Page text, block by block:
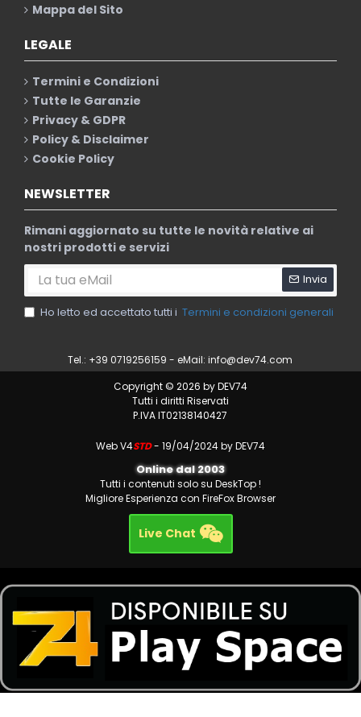
Mappa del Sito
LEGALE
Termini e Condizioni
Tutte le Garanzie
Privacy & GDPR
Policy & Disclaimer
Cookie Policy
NEWSLETTER
Rimani aggiornato su tutte le novità relative ai
nostri prodotti e servizi
Invia
Ho letto ed accettato tutti i Termini e condizioni generali
Tel.: +39 0719256159 - eMail:info@dev74.com
Copyright © 2026 by DEV74
Tutti i diritti Riservati
P.IVA IT02138140427
Web V4STD- 19/04/2024 by DEV74
Online dal 2003
Tutti i contenuti solo su DeskTop !
Migliore Esperienza con FireFox Browser
Live Chat